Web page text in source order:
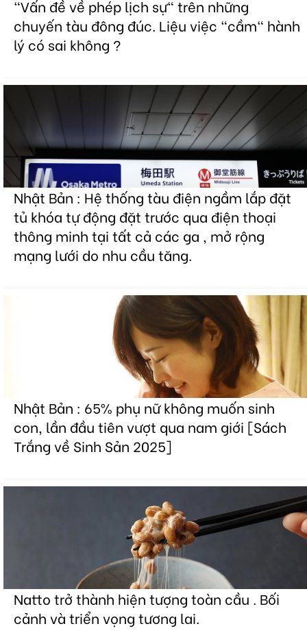
"Vấn đề về phép lịch sự" trên những
chuyến tàu đông đúc. Liệu việc "cầm" hành
lý có sai không ?
Nhật Bản : Hệ thống tàu điện ngầm lắp đặt
tủ khóa tự động đặt trước qua điện thoại
thông minh tại tất cả các ga , mở rộng
mạng lưới do nhu cầu tăng.
Nhật Bản : 65% phụ nữ không muốn sinh
con, lần đầu tiên vượt qua nam giới [Sách
Trắng về Sinh Sản 2025]
Natto trở thành hiện tượng toàn cầu . Bối
cảnh và triển vọng tương lai.